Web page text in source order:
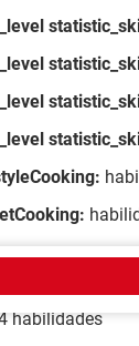
MISMO
habilidades